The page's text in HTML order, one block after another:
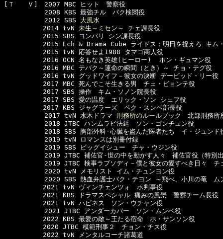
[Ｔ　　Ｖ]　2007 MBC ヒット　警察役
  　　　　　2008 KBS 最強チル　パク検閲役
  　　　　　2012 SBS
大風水
2014 tvN 未生～ミセン～
チェ課長役
2015 SBS ヨンパリ シン課長役
2015 Ech & Drama Cube ライドス：明日を捉えろ キム・
2015 tvN 応答せよ1988 タマゴ商人役
2016 OCN 名もなき英雄(ヒーロー)  ホン・ギュマン役
2016 MBC テバク～運命の瞬間（とき）～ チョ・テグ役
2016 tvN グッドワイフ－彼女の決断 デービッド・リー役
2017 MBC 死んでこそ生きる男　チェ・ビョンテ役
2017 SBS 操作　キム・ソノン院長役
2017 SBS 愛の温度　エリック・ソン シェフ役
2017 KBS ジャグラーズ　ペク・スンベ部長役
  　　　　　2017 tvN 水木ドラマ
刑務所のルールブック
北部刑務所
  　　　　　2018 JTBC ハンムラビ法廷　ソン・ゴンチュン役
　　　　　2018 SBS 胸部外科-心臓を盗んだ医者たち　イ・ジュンド
  　　　　　2019 tvN ロマンスは別冊付録
  　　　　　2019 SBS ビッグイシュー　チャ・ウジン役
　　　　　2019 JTBC 補佐官-世の中を動かす人々　補佐官役（特別
　　　　　2019 JTBC 検事ラプソディ－僕と彼女の愛すべき日々　チ
  　　　　　2020 tvN メモリスト イム・チュンヨン役
　　　　　2020 SBS 熱血弁護士パク・テヨン ～飛べ、小川の竜　ム
2021 tvN ヴィンチェンツォ　ホ判事役
2021 KBS ドラマスペシャル 痛みの風景　警察チーム長役
2021 tvN ハピネス　ソン・ウチャン役
  　　　　　2021 JTBC アンダーカバー　ソン・ムンベ役
2022 KBS 最愛の敵～王たる宿命　ホ・サンソン役
2020 JTBC 模範刑事２　チョン・チス役
2022 tvN メンタルコーチ諸葛道